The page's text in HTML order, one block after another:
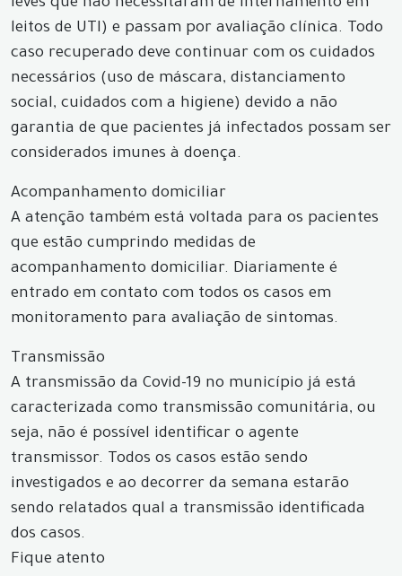
leves que não necessitaram de internamento em
leitos de UTI) e passam por avaliação clínica. Todo
caso recuperado deve continuar com os cuidados
necessários (uso de máscara, distanciamento
social, cuidados com a higiene) devido a não
garantia de que pacientes já infectados possam ser
considerados imunes à doença.
Acompanhamento domiciliar
A atenção também está voltada para os pacientes
que estão cumprindo medidas de
acompanhamento domiciliar. Diariamente é
entrado em contato com todos os casos em
monitoramento para avaliação de sintomas.
Transmissão
A transmissão da Covid-19 no município já está
caracterizada como transmissão comunitária, ou
seja, não é possível identificar o agente
transmissor. Todos os casos estão sendo
investigados e ao decorrer da semana estarão
sendo relatados qual a transmissão identificada
dos casos.
Fique atento